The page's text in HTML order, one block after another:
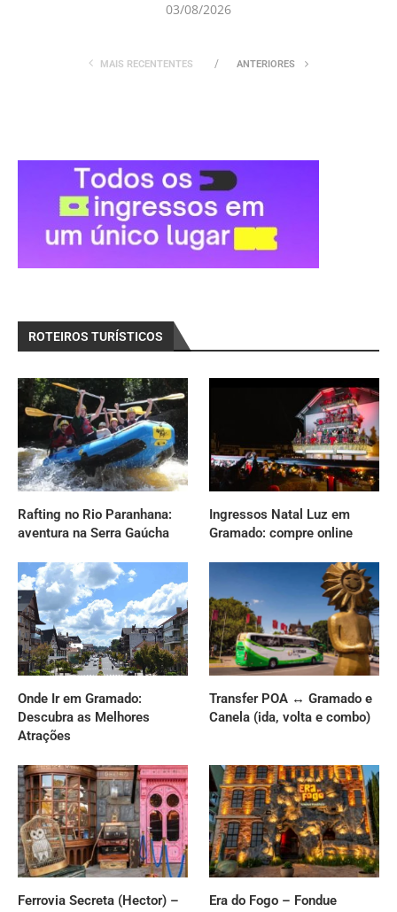
03/08/2026
MAIS RECENTENTES ANTERIORES
ROTEIROS TURÍSTICOS
Rafting no Rio Paranhana:
aventura na Serra Gaúcha
Ingressos Natal Luz em
Gramado: compre online
Onde Ir em Gramado:
Descubra as Melhores
Atrações
Transfer POA ↔ Gramado e
Canela (ida, volta e combo)
Ferrovia Secreta (Hector) –
Era do Fogo – Fondue